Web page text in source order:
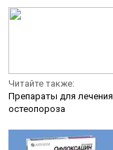
Читайте также:
Препараты для лечения
остеопороза